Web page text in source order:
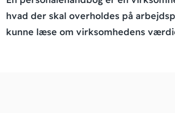
hvad der skal overholdes på
kunne læse om virksomhedens